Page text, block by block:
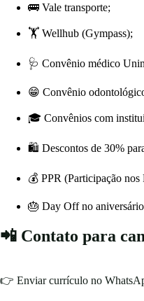
🚌 Vale transporte;
🏋️ Wellhub (Gympass);
🩺 Convênio médico
😁 Convênio
🎓 Convênios com
🛍 Descontos de 30%
💰 PPR (Participação nos
🎂 Day Off no
📲 Contato para
👉 Enviar currículo no